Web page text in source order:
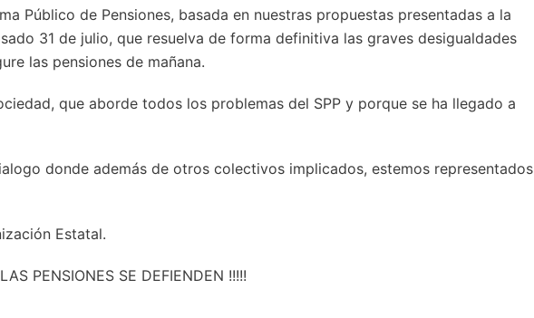
Público de Pensiones, basada en nuestras propuestas presentadas a la
31 de julio, que resuelva de forma definitiva las graves desigualdades
las pensiones de mañana.
que aborde todos los problemas del SPP y porque se ha llegado a
donde además de otros colectivos implicados, estemos representados
Estatal.
LAS PENSIONES SE DEFIENDEN !!!!!